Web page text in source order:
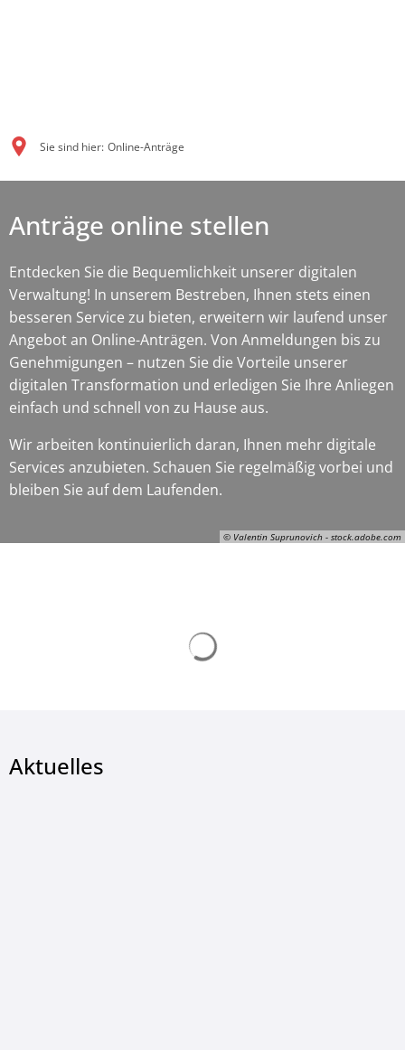
Sie sind hier: Online-Anträge
© Valentin Suprunovich - stock.adobe.com
Anträge online stellen
Entdecken Sie die Bequemlichkeit unserer digitalen
Verwaltung! In unserem Bestreben, Ihnen stets einen
besseren Service zu bieten, erweitern wir laufend unser
Angebot an Online-Anträgen. Von Anmeldungen bis zu
Genehmigungen – nutzen Sie die Vorteile unserer
digitalen Transformation und erledigen Sie Ihre Anliegen
einfach und schnell von zu Hause aus.
Wir arbeiten kontinuierlich daran, Ihnen mehr digitale
Services anzubieten. Schauen Sie regelmäßig vorbei und
bleiben Sie auf dem Laufenden.
Aktuelles